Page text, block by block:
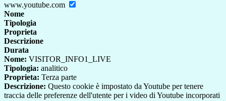
www.youtube.com
Nome
Tipologia
Proprieta
Descrizione
Durata
Nome: VISITOR_INFO1_LIVE
Tipologia: analitico
Proprieta: Terza parte
Descrizione: Questo cookie è impostato da Youtube per tenere
traccia delle preferenze dell'utente per i video di Youtube incorporati